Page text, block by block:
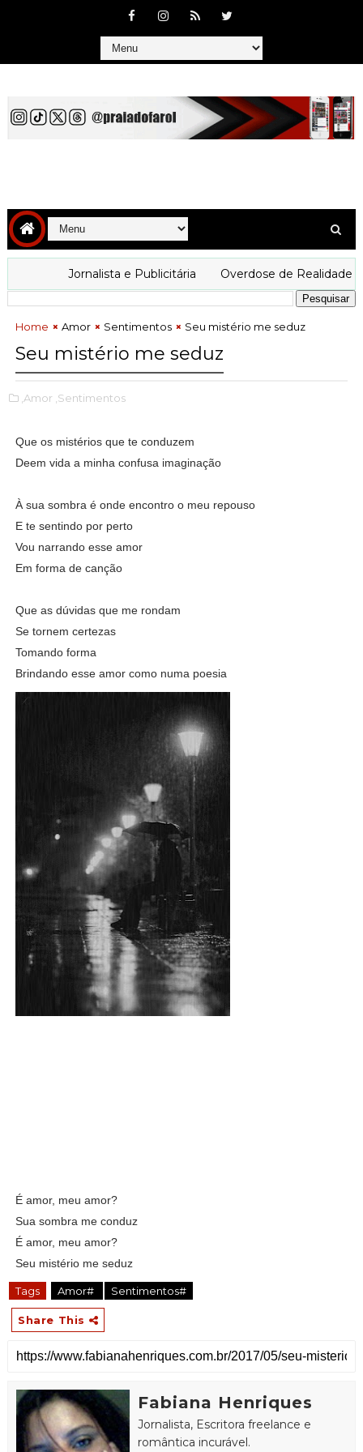
Jornalista e Publicitária Overdose de Realidade
Home Amor Sentimentos Seu mistério me seduz
Seu mistério me seduz
,Amor ,Sentimentos
Que os mistérios que te conduzem
Deem vida a minha confusa imaginação
À sua sombra é onde encontro o meu repouso
E te sentindo por perto
Vou narrando esse amor
Em forma de canção
Que as dúvidas que me rondam
Se tornem certezas
Tomando forma
Brindando esse amor como numa poesia
É amor, meu amor?
Sua sombra me conduz
É amor, meu amor?
Seu mistério me seduz
Tags Amor# Sentimentos#
Share This
Fabiana Henriques
Jornalista, Escritora freelance e
romântica incurável.